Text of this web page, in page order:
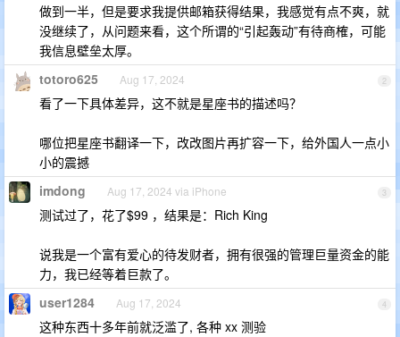
做到一半，但是要求我提供邮箱获得结果，我感觉有点不爽，就
没继续了，从问题来看，这个所谓的“引起轰动”有待商榷，可能
我信息壁垒太厚。
2
totoro625 Aug 17, 2024
看了一下具体差异，这不就是星座书的描述吗？
哪位把星座书翻译一下，改改图片再扩容一下，给外国人一点小
小的震撼
3
imdong Aug 17, 2024 via iPhone
测试过了，花了$99 ，结果是：Rich King
说我是一个富有爱心的待发财者，拥有很强的管理巨量资金的能
力，我已经等着巨款了。
4
user1284 Aug 17, 2024
这种东西十多年前就泛滥了, 各种 xx 测验